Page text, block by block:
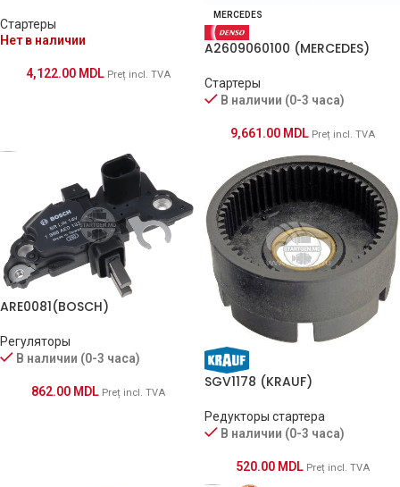
Стартеры
Нет в наличии
4,122.00 MDL Preț incl. TVA
MERCEDES
A2609060100 (MERCEDES)
Стартеры
В наличии (0-3 часа)
9,661.00 MDL Preț incl. TVA
ARE0081(BOSCH)
Регуляторы
В наличии (0-3 часа)
862.00 MDL Preț incl. TVA
SGV1178 (KRAUF)
Редукторы стартера
В наличии (0-3 часа)
520.00 MDL Preț incl. TVA